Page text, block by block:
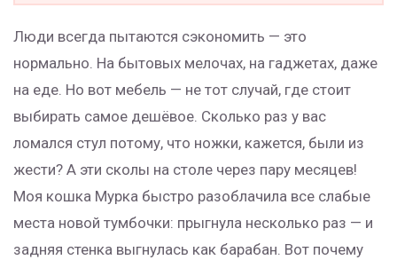
Люди всегда пытаются сэкономить — это
нормально. На бытовых мелочах, на гаджетах, даже
на еде. Но вот мебель — не тот случай, где стоит
выбирать самое дешёвое. Сколько раз у вас
ломался стул потому, что ножки, кажется, были из
жести? А эти сколы на столе через пару месяцев!
Моя кошка Мурка быстро разоблачила все слабые
места новой тумбочки: прыгнула несколько раз — и
задняя стенка выгнулась как барабан. Вот почему